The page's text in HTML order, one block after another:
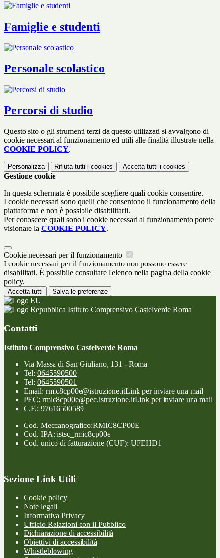
Famiglie e studenti
Personale scolastico
Percorsi di studio
Questo sito o gli strumenti terzi da questo utilizzati si avvalgono di
cookie necessari al funzionamento ed utili alle finalità illustrate nella
COOKIE POLICY.
Personalizza Rifiuta tutti i cookies Accetta tutti i cookies
Gestione cookie
In questa schermata è possibile scegliere quali cookie consentire.
I cookie necessari sono quelli che consentono il funzionamento della
piattaforma e non è possibile disabilitarli.
Per conoscere quali sono i cookie necessari al funzionamento potete
visionare la COOKIE POLICY.
Cookie necessari per il funzionamento
I cookie necessari per il funzionamento non possono essere
disabilitati. È possibile consultare l'elenco nella pagina della cookie
policy.
Accetta tutti Salva le preferenze
Istituto Comprensivo Castelverde Roma
Contatti
Istituto Comprensivo Castelverde Roma
Via Massa di San Giuliano, 131 - Roma
Tel: 0645590500
Tel: 0645590501
Email: rmic8cp00e@istruzione.itLink per inviare una mail
PEC: rmic8cp00e@pec.istruzione.itLink per inviare una mail
C.F.: 97616500589
Cod. Meccanografico:RMIC8CP00E
Cod. IPA: istsc_rmic8cp00e
Cod. unico di fatturazione (CUF): UFEHD1
Sezione Link Utili
Cookie policy
Note legali
Informativa Privacy
Ufficio Relazioni con il Pubblico
Dichiarazione di accessibilità
Obiettivi di accessibilità
Whistleblowing